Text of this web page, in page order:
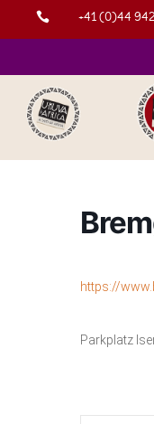
 +41 (0)44
https://
Parkplatz